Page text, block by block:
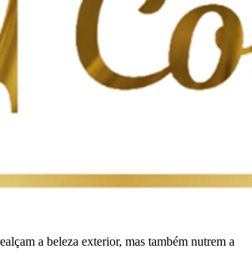
a beleza exterior, mas também nutrem a